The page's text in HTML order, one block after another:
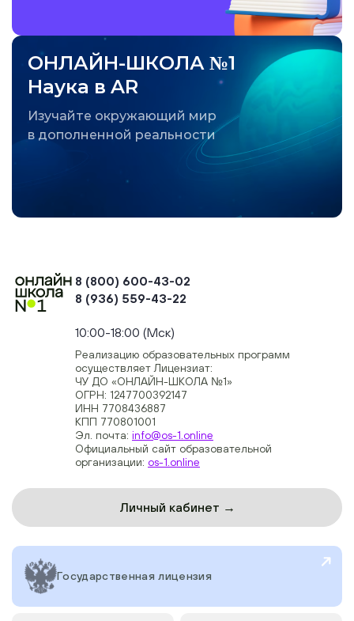
ОНЛАЙН-ШКОЛА №1
Наука в AR
Изучайте окружающий мир
в дополненной реальности
8 (800) 600-43-02
8 (936) 559-43-22
10:00-18:00 (Мск)
Реализацию образовательных программ
осуществляет Лицензиат:
ЧУ ДО «ОНЛАЙН-ШКОЛА №1»
ОГРН: 1247700392147
ИНН 7708436887
КПП 770801001
Эл. почта: info@os-1.online
Официальный сайт образовательной
организации: os-1.online
Личный кабинет →
Государственная лицензия